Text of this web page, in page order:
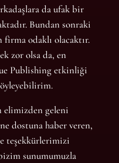
da ufak bir
Bundan sonraki
odaklı olacaktır.
zor olsa da, en
Publishing etkinliği
geleni
dostuna haber veren,
teşekkürlerimizi
sunumumuzla